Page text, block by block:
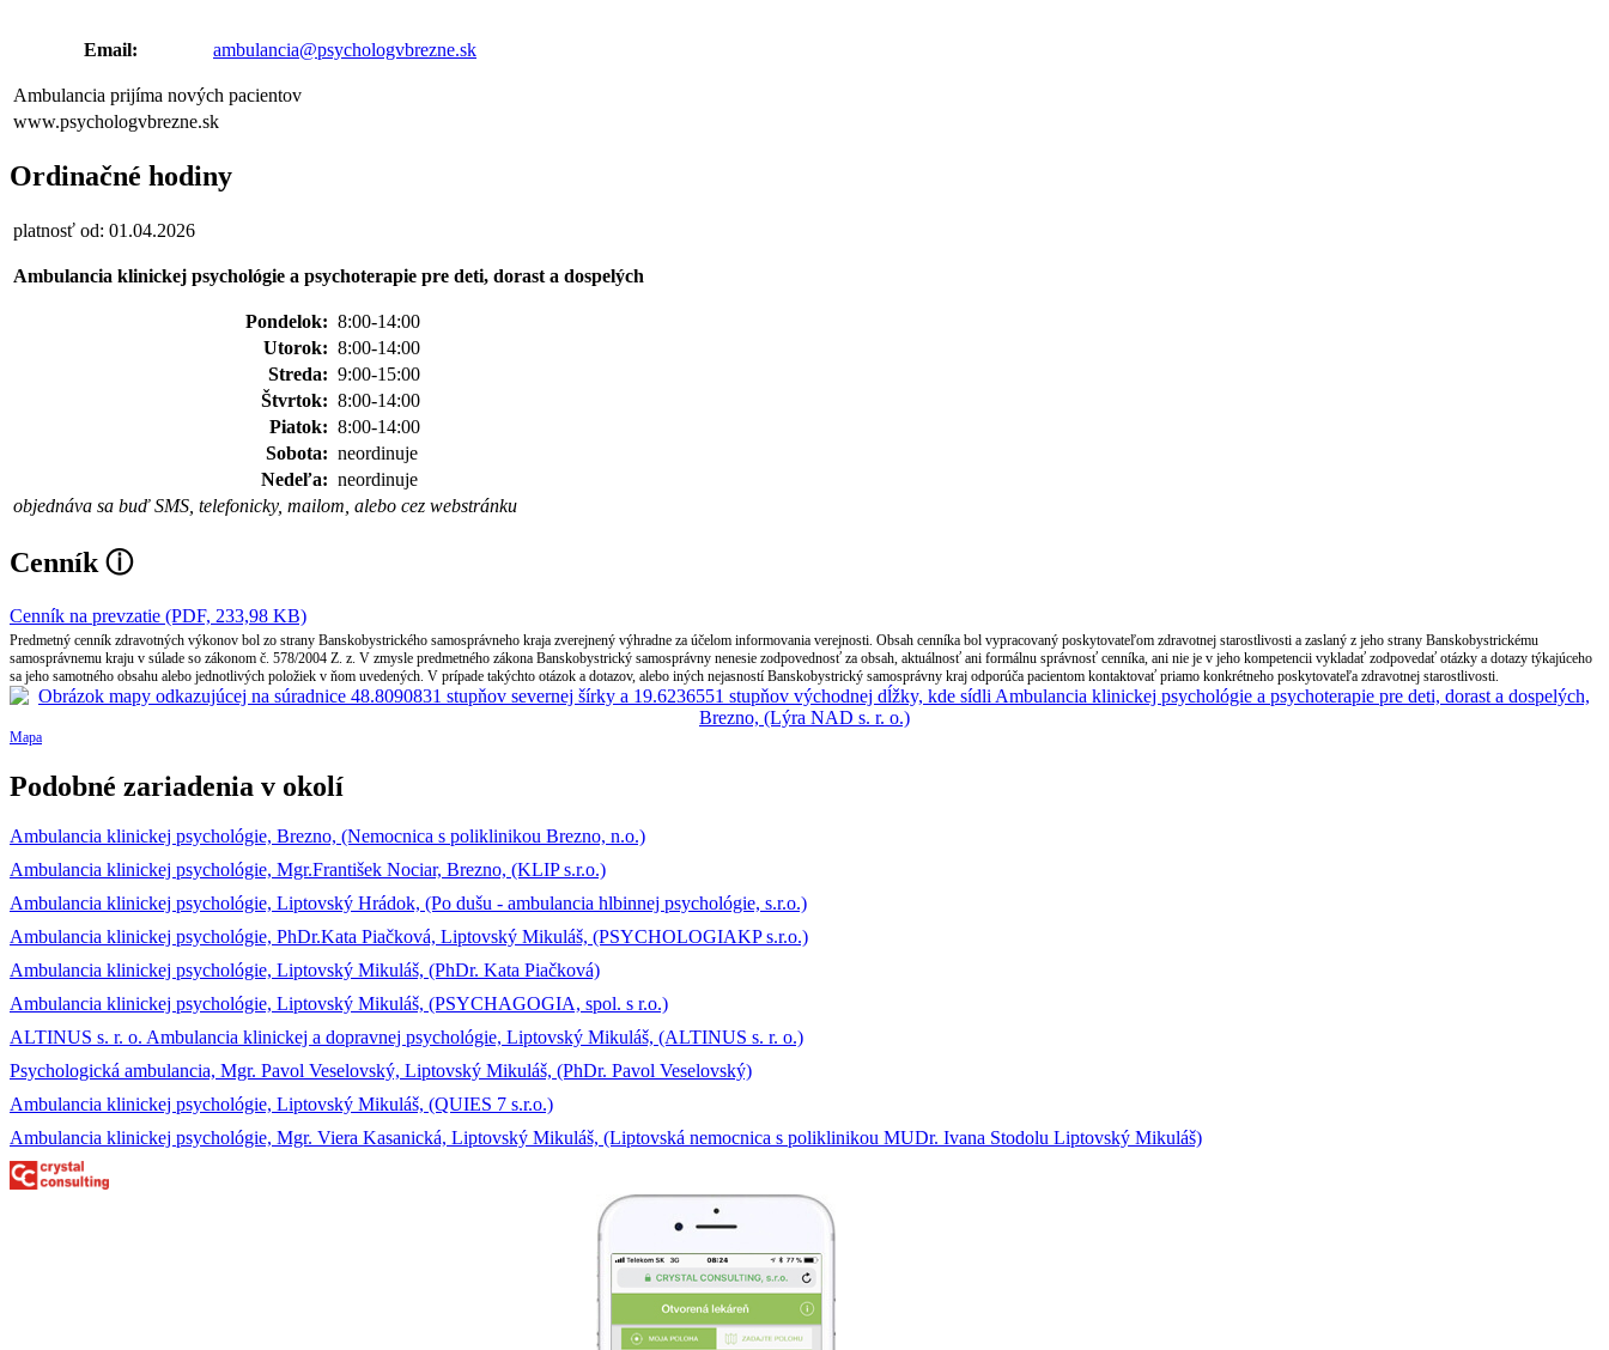
Email: ambulancia@psychologvbrezne.sk
Ambulancia prijíma nových pacientov
www.psychologvbrezne.sk
Ordinačné hodiny
platnosť od: 01.04.2026
Ambulancia klinickej psychológie a psychoterapie pre deti, dorast a dospelých
Pondelok: 8:00-14:00
Utorok: 8:00-14:00
Streda: 9:00-15:00
Štvrtok: 8:00-14:00
Piatok: 8:00-14:00
Sobota: neordinuje
Nedeľa: neordinuje
objednáva sa buď SMS, telefonicky, mailom, alebo cez webstránku
Cenník ⓘ
Cenník na prevzatie (PDF, 233,98 KB)
Predmetný cenník zdravotných výkonov bol zo strany Banskobystrického samosprávneho kraja zverejnený výhradne za účelom informovania verejnosti. Obsah cenníka bol vypracovaný poskytovateľom zdravotnej starostlivosti a zaslaný z jeho strany Banskobystrickému
samosprávnemu kraju v súlade so zákonom č. 578/2004 Z. z. V zmysle predmetného zákona Banskobystrický samosprávny nenesie zodpovednosť za obsah, aktuálnosť ani formálnu správnosť cenníka, ani nie je v jeho kompetencii vykladať zodpovedať otázky a dotazy týkajúceho
sa jeho samotného obsahu alebo jednotlivých položiek v ňom uvedených. V prípade takýchto otázok a dotazov, alebo iných nejasností Banskobystrický samosprávny kraj odporúča pacientom kontaktovať priamo konkrétneho poskytovateľa zdravotnej starostlivosti.
Mapa
Podobné zariadenia v okolí
Ambulancia klinickej psychológie, Brezno, (Nemocnica s poliklinikou Brezno, n.o.)
Ambulancia klinickej psychológie, Mgr.František Nociar, Brezno, (KLIP s.r.o.)
Ambulancia klinickej psychológie, Liptovský Hrádok, (Po dušu - ambulancia hlbinnej psychológie, s.r.o.)
Ambulancia klinickej psychológie, PhDr.Kata Piačková, Liptovský Mikuláš, (PSYCHOLOGIAKP s.r.o.)
Ambulancia klinickej psychológie, Liptovský Mikuláš, (PhDr. Kata Piačková)
Ambulancia klinickej psychológie, Liptovský Mikuláš, (PSYCHAGOGIA, spol. s r.o.)
ALTINUS s. r. o. Ambulancia klinickej a dopravnej psychológie, Liptovský Mikuláš, (ALTINUS s. r. o.)
Psychologická ambulancia, Mgr. Pavol Veselovský, Liptovský Mikuláš, (PhDr. Pavol Veselovský)
Ambulancia klinickej psychológie, Liptovský Mikuláš, (QUIES 7 s.r.o.)
Ambulancia klinickej psychológie, Mgr. Viera Kasanická, Liptovský Mikuláš, (Liptovská nemocnica s poliklinikou MUDr. Ivana Stodolu Liptovský Mikuláš)